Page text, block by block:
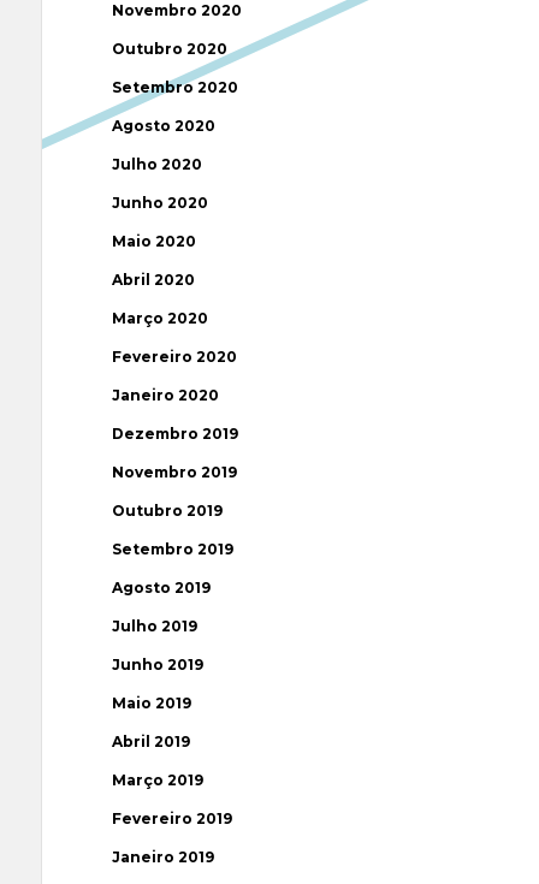
Novembro 2020
Outubro 2020
Setembro 2020
Agosto 2020
Julho 2020
Junho 2020
Maio 2020
Abril 2020
Março 2020
Fevereiro 2020
Janeiro 2020
Dezembro 2019
Novembro 2019
Outubro 2019
Setembro 2019
Agosto 2019
Julho 2019
Junho 2019
Maio 2019
Abril 2019
Março 2019
Fevereiro 2019
Janeiro 2019